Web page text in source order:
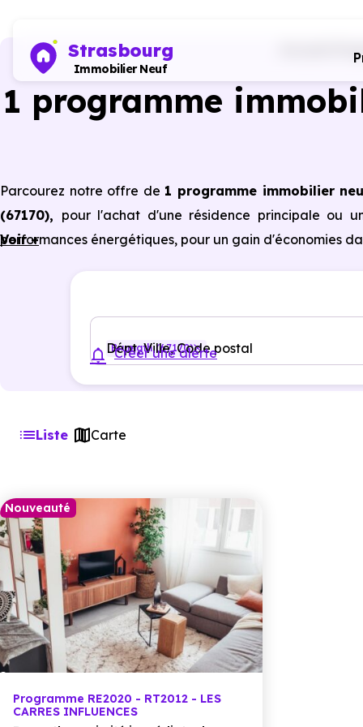
Strasbourg
Immobilier Neuf
1 programme
Parcourez notre offre de 1 programme immobilier
(67170), pour l'achat d'une résidence principale ou
performances énergétiques, pour un gain d'économies
Voir +
Dépt, Ville, Code postal
Brumath (67170)
Créer une alerte
Liste Carte
Nouveauté
Programme RE2020 - RT2012 - LES
CARRES INFLUENCES